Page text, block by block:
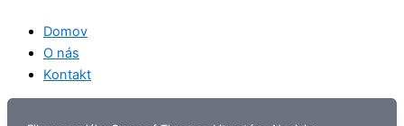
Domov
O nás
Kontakt